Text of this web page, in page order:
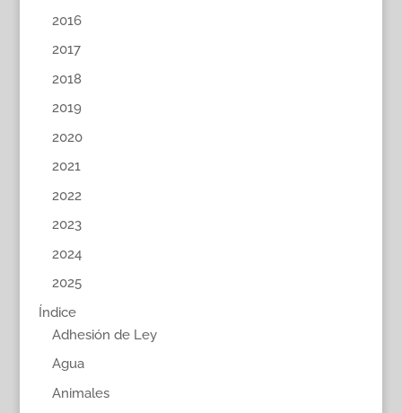
2016
2017
2018
2019
2020
2021
2022
2023
2024
2025
Índice
Adhesión de Ley
Agua
Animales